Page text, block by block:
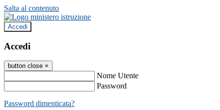
Salta al contenuto
Accedi
Accedi
button close ×
Nome Utente
Password
Password dimenticata?